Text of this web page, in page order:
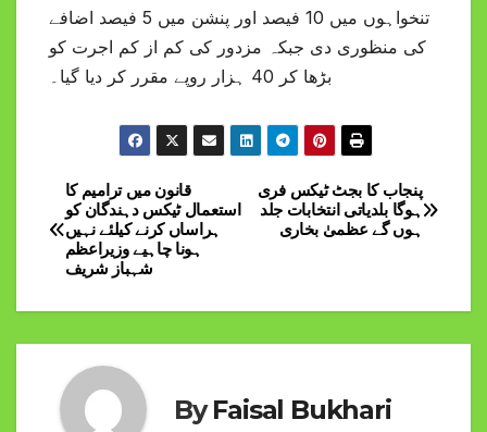
تنخواہوں میں 10 فیصد اور پنشن میں 5 فیصد اضافے
کی منظوری دی جبکہ مزدور کی کم از کم اجرت کو
بڑھا کر 40 ہزار روپے مقرر کر دیا گیا۔
Post
navigation
پنجاب کا بجٹ ٹیکس فری
ہوگا بلدیاتی انتخابات جلد
ہوں گے عظمیٰ بخاری
قانون میں ترامیم کا
استعمال ٹیکس دہندگان کو
ہراساں کرنے کیلئے نہیں
ہونا چاہیے وزیراعظم
شہباز شریف
ByFaisal Bukhari